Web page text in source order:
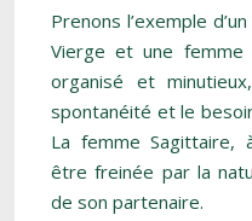
Prenons l’exemple
Vierge et une femme
organisé et
spontanéité et le
La femme Sagittaire,
être freinée par la
de son partenaire.